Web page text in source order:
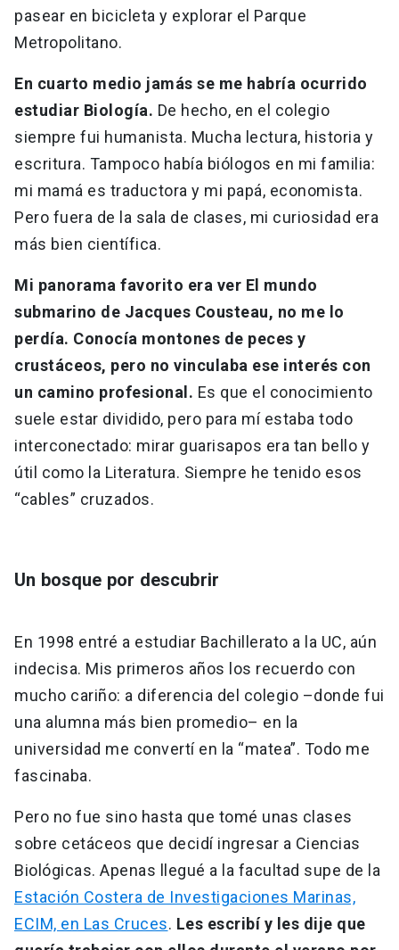
pasear en bicicleta y explorar el Parque
Metropolitano.
En cuarto medio jamás se me habría ocurrido
estudiar Biología. De hecho, en el colegio
siempre fui humanista. Mucha lectura, historia y
escritura. Tampoco había biólogos en mi familia:
mi mamá es traductora y mi papá, economista.
Pero fuera de la sala de clases, mi curiosidad era
más bien científica.
Mi panorama favorito era ver El mundo
submarino de Jacques Cousteau, no me lo
perdía. Conocía montones de peces y
crustáceos, pero no vinculaba ese interés con
un camino profesional. Es que el conocimiento
suele estar dividido, pero para mí estaba todo
interconectado: mirar guarisapos era tan bello y
útil como la Literatura. Siempre he tenido esos
“cables” cruzados.
Un bosque por descubrir
En 1998 entré a estudiar Bachillerato a la UC, aún
indecisa. Mis primeros años los recuerdo con
mucho cariño: a diferencia del colegio –donde fui
una alumna más bien promedio– en la
universidad me convertí en la “matea”. Todo me
fascinaba.
Pero no fue sino hasta que tomé unas clases
sobre cetáceos que decidí ingresar a Ciencias
Biológicas. Apenas llegué a la facultad supe de la
Estación Costera de Investigaciones Marinas,
ECIM, en Las Cruces. Les escribí y les dije que